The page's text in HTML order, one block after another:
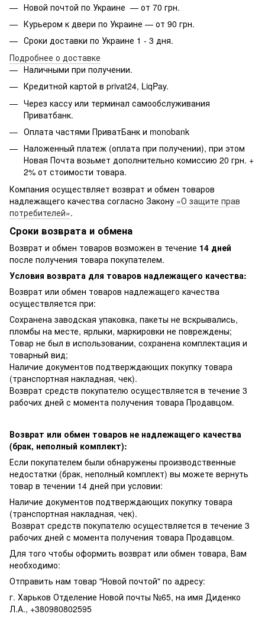
Новой почтой по Украине — от 70 грн.
Курьером к двери по Украине — от 90 грн.
Сроки доставки по Украине 1 - 3 дня.
Подробнее о доставке
Наличными при получении.
Кредитной картой в privat24, LiqPay.
Через кассу или терминал самообслуживания
Приватбанк.
Оплата частями ПриватБанк и monobank
Наложенный платеж (оплата при получении), при этом
Новая Почта возьмет дополнительно комиссию 20 грн. +
2% от стоимости товара.
Компания осуществляет возврат и обмен товаров
надлежащего качества согласно Закону «О защите прав
потребителей».
Сроки возврата и обмена
Возврат и обмен товаров возможен в течение 14 дней
после получения товара покупателем.
Условия возврата для товаров надлежащего качества:
Возврат или обмен товаров надлежащего качества
осуществляется при:
Сохранена заводская упаковка, пакеты не вскрывались,
пломбы на месте, ярлыки, маркировки не повреждены;
Товар не был в использовании, сохранена комплектация и
товарный вид;
Наличие документов подтверждающих покупку товара
(транспортная накладная, чек).
Возврат средств покупателю осуществляется в течение 3
рабочих дней с момента получения товара Продавцом.
Возврат или обмен товаров не надлежащего качества
(брак, неполный комплект):
Если покупателем были обнаружены производственные
недостатки (брак, неполный комплект) вы можете вернуть
товар в течении 14 дней при условии:
Наличие документов подтверждающих покупку товара
(транспортная накладная, чек).
Возврат средств покупателю осуществляется в течение 3
рабочих дней с момента получения товара Продавцом.
Для того чтобы оформить возврат или обмен товара, Вам
необходимо:
Отправить нам товар "Новой почтой" по адресу:
г. Харьков Отделение Новой почты №65, на имя Диденко
Л.А., +380980802595